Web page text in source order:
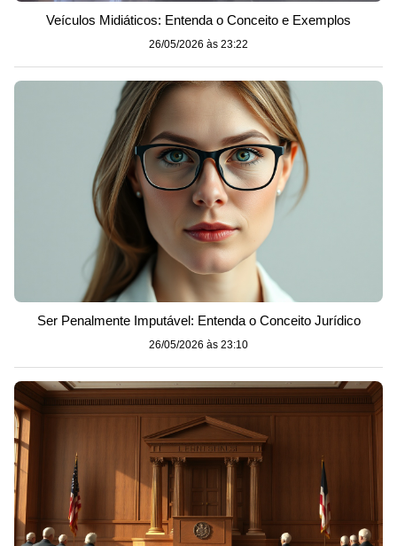
Veículos Midiáticos: Entenda o Conceito e Exemplos
26/05/2026 às 23:22
Ser Penalmente Imputável: Entenda o Conceito Jurídico
26/05/2026 às 23:10